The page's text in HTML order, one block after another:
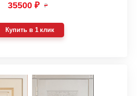
35500 ₽ ₽
Купить в 1 клик